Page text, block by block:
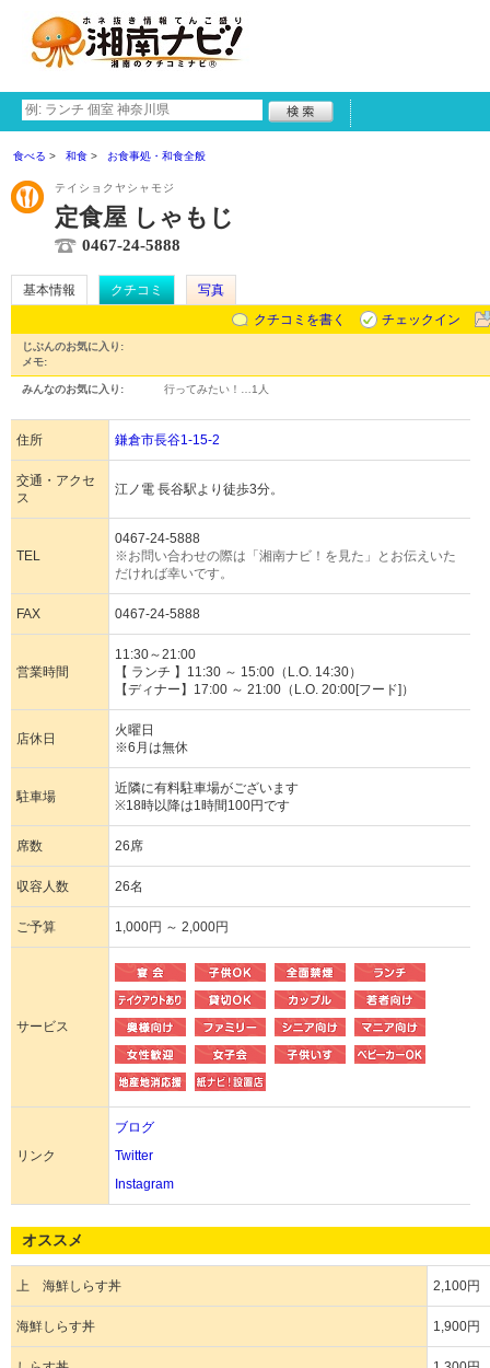
食べる 和食 お食事処・和食全般
テイショクヤシャモジ
定食屋 しゃもじ
0467-24-5888
基本情報 クチコミ
写真
クチコミを書く
チェックイン
じぶんのお気に入り:
メモ:
みんなのお気に入り: 行ってみたい！… 1人
住所 鎌倉市長谷1-15-2
交通・アクセ
ス
江ノ電 長谷駅より徒歩3分。
TEL
0467-24-5888
※お問い合わせの際は「湘南ナビ！を見た」とお伝えいた
だければ幸いです。
FAX 0467-24-5888
営業時間
11:30～21:00
【 ランチ 】11:30 ～ 15:00（L.O. 14:30）
【ディナー】17:00 ～ 21:00（L.O. 20:00[フード]）
店休日
火曜日
※6月は無休
駐車場
近隣に有料駐車場がございます
※18時以降は1時間100円です
席数 26席
収容人数 26名
ご予算 1,000円 ～ 2,000円
サービス
リンク
ブログ
Twitter
Instagram
オススメ
上 海鮮しらす丼 2,100円
海鮮しらす丼 1,900円